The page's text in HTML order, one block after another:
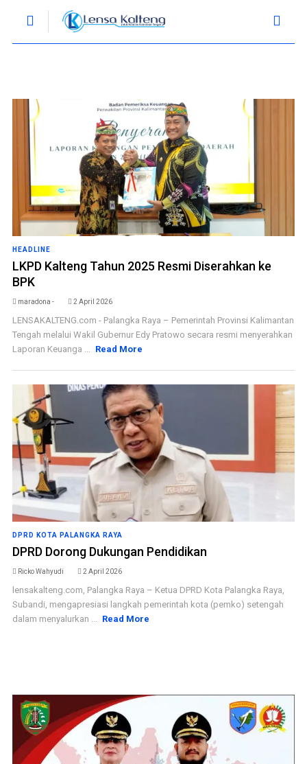
HEADLINE
LKPD Kalteng Tahun 2025 Resmi Diserahkan ke
BPK
maradona - 2 April 2026
LENSAKALTENG.com - Palangka Raya – Pemerintah Provinsi Kalimantan
Tengah melalui Wakil Gubernur Edy Pratowo secara resmi menyerahkan
Laporan Keuanga ... Read More
DPRD KOTA PALANGKA RAYA
DPRD Dorong Dukungan Pendidikan
Ricko Wahyudi 2 April 2026
lensakalteng.com, Palangka Raya – Ketua DPRD Kota Palangka Raya,
Subandi, mengapresiasi langkah pemerintah kota (pemko) setengah
dalam menyalurkan ... Read More